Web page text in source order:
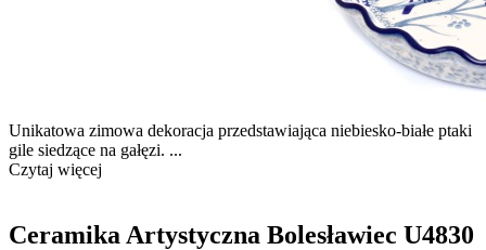
Unikatowa zimowa dekoracja przedstawiająca niebiesko-białe ptaki
gile siedzące na gałęzi. ...
Czytaj więcej
Ceramika Artystyczna Bolesławiec U4830